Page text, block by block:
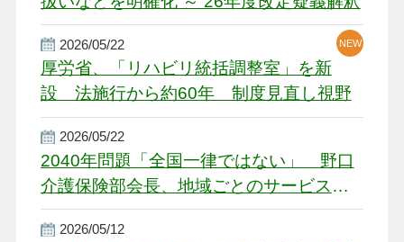
2026/05/22
厚労省、「リハビリ統括調整室」を新
設 法施行から約60年 制度見直し視野
NEW
2026/05/22
2040年問題「全国一律ではない」 野口
介護保険部会長、地域ごとのサービス基
盤整備を促す
2026/05/12